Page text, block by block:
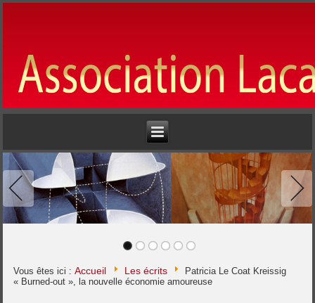
Vous êtes ici :Accueil Les écrits
Patricia Le Coat Kreissig
« Burned-out », la nouvelle économie amoureuse